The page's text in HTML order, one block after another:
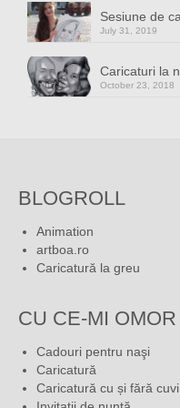
Sesiune de
July 31, 2019
Caricaturi la
October 23, 2018
BLOGROLL
Animation
artboa.ro
Caricatură la greu
CU CE-MI
Cadouri pentru naşi
Caricatură
Caricatură cu și fără